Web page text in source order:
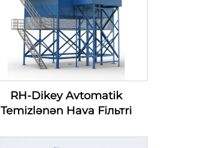
RH-Dikey Avtomatik
Temizlənən Hava Fiльтri